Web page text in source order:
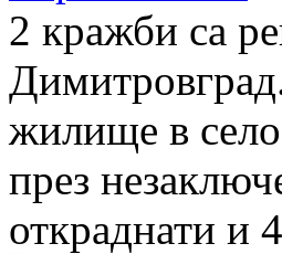
2 кражби са
жилище в
през
откраднати и